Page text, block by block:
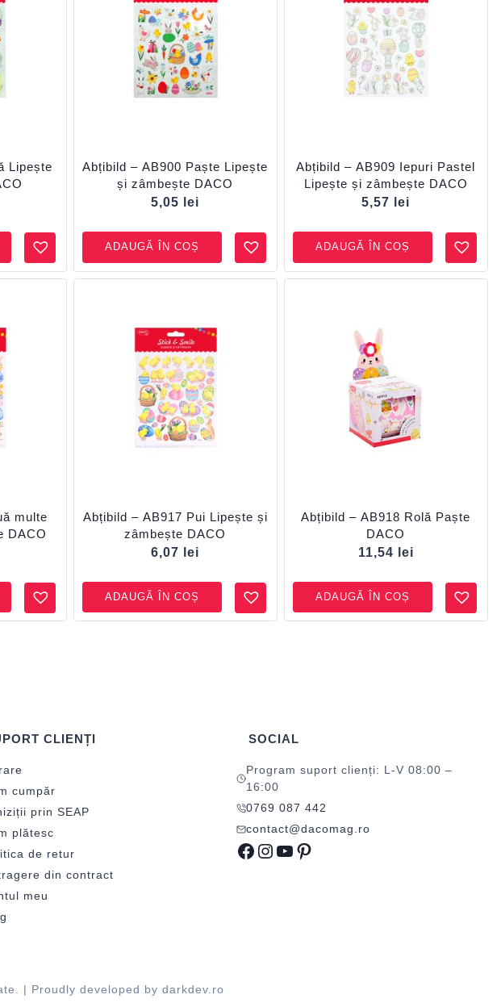
Lipește
Abțibild – AB900 Paște Lipește
și zâmbește DACO
5,05
lei
ADAUGĂ ÎN COȘ
Abțibild – AB909 Iepuri Pastel
Lipește și zâmbește DACO
5,57
lei
ADAUGĂ ÎN COȘ
multe
DACO
Abțibild – AB917 Pui Lipește și
zâmbește DACO
6,07
lei
ADAUGĂ ÎN COȘ
Abțibild – AB918 Rolă Paște
DACO
11,54
lei
ADAUGĂ ÎN COȘ
CLIENȚI
cumpăr
prin SEAP
plătesc
de retur
din contract
meu
SOCIAL
Program suport clienți: L-V 08:00 –
16:00
0769 087 442
contact@dacomag.ro
Facebook
Instagram
YouTube
Pinterest
| Proudly developed by darkdev.ro